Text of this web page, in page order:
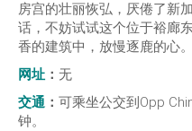
房宫的壮丽恢弘，厌倦了新
话，不妨试试这个位于裕廊
香的建筑中，放慢逐鹿的心。
网址 ： 无
交通 ： 可乘坐公交到Opp
钟。